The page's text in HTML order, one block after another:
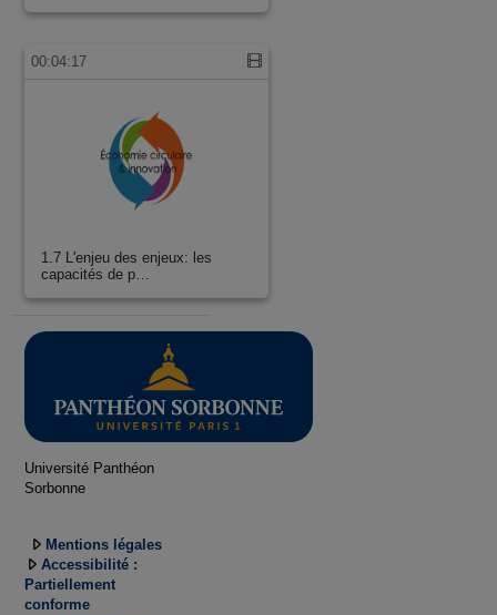
00:04:17
1.7 L'enjeu des enjeux: les
capacités de p…
Université Panthéon
Sorbonne
Mentions légales
Accessibilité :
Partiellement
conforme